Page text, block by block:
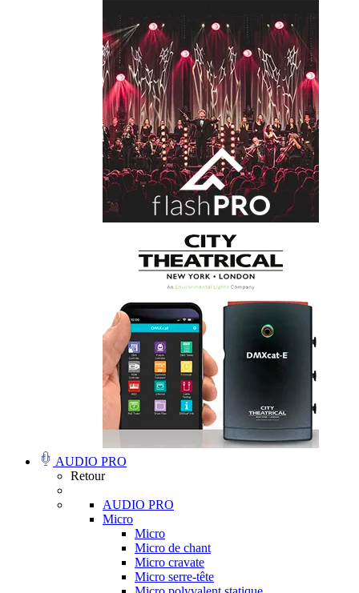
AUDIO PRO
Retour
AUDIO PRO
Micro
Micro
Micro de chant
Micro cravate
Micro serre-tête